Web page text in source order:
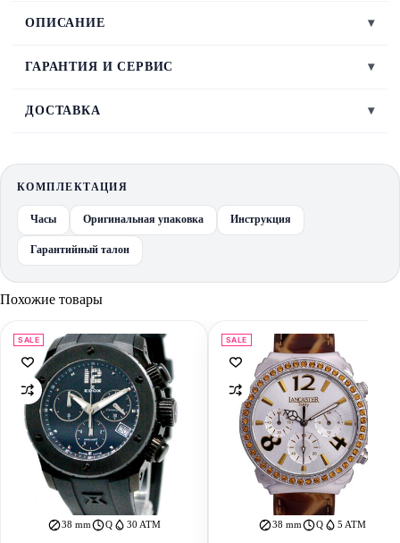
ОПИСАНИЕ ▾
ГАРАНТИЯ И СЕРВИС ▾
ДОСТАВКА ▾
КОМПЛЕКТАЦИЯ
Часы Оригинальная упаковка Инструкция
Гарантийный талон
Похожие товары
SALE
38 mm Q 30 ATM
SALE
38 mm Q 5 ATM